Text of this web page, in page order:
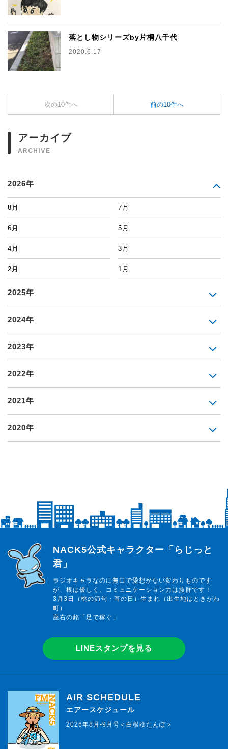
落とし物シリーズby片桐八千代
2020.6.17
次の10件へ 前の10件へ
アーカイブ
ARCHIVE
2026年
8月 7月
6月 5月
4月 3月
2月 1月
2025年
2024年
2023年
2022年
2021年
2020年
らじっと君
NACK5公式キャラクター「らじっと
君」
ラジオキャラなのに無口で愛想がない変わりものです
が、根は優しく、コミュニケーション力は抜群です！
3月3日（桃の節句・耳の日）生まれ（出生地はときがわ
町）
座右の銘「足で稼ぐ」
LINEスタンプを見る
AIR SCHEDULE
エアースケジュール
2026年8月-9月号＜白根ゆたんぽ＞